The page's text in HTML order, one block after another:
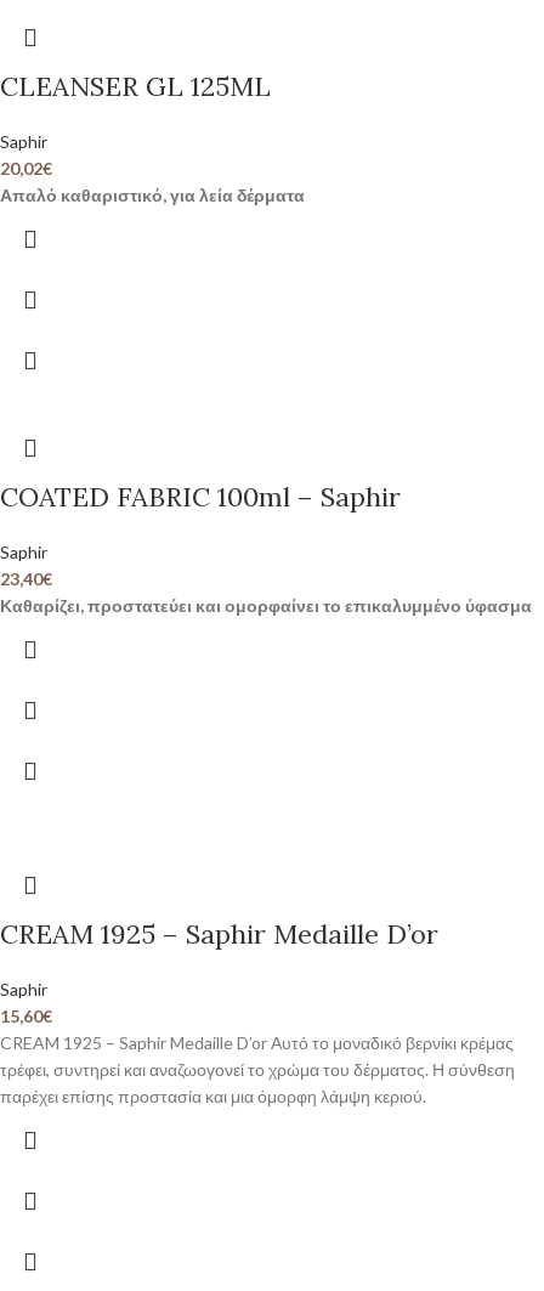
CLEANSER GL 125ML
Saphir
20,02€
Απαλό καθαριστικό, για λεία δέρματα
COATED FABRIC 100ml – Saphir
Saphir
23,40€
Καθαρίζει, προστατεύει και ομορφαίνει το επικαλυμμένο ύφασμα
CREAM 1925 – Saphir Medaille D’or
Saphir
15,60€
CREAM 1925 – Saphir Medaille D’or Αυτό το μοναδικό βερνίκι κρέμας
τρέφει, συντηρεί και αναζωογονεί το χρώμα του δέρματος. Η σύνθεση
παρέχει επίσης προστασία και μια όμορφη λάμψη κεριού.